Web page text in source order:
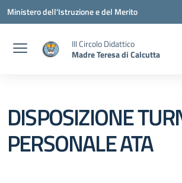
Vai ai contenuti
Vai al menu di navigazione
Vai al footer
Ministero dell'Istruzione e del Merito
III Circolo Didattico
Madre Teresa di Calcutta
DISPOSIZIONE
PERSONALE ATA